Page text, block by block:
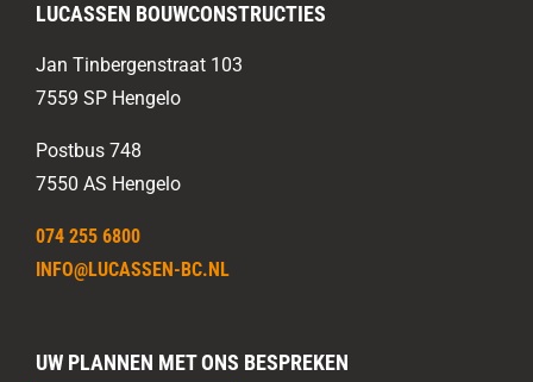
LUCASSEN BOUWCONSTRUCTIES
Jan Tinbergenstraat 103
7559 SP Hengelo
Postbus 748
7550 AS Hengelo
074 255 6800
INFO@LUCASSEN-BC.NL
UW PLANNEN MET ONS BESPREKEN